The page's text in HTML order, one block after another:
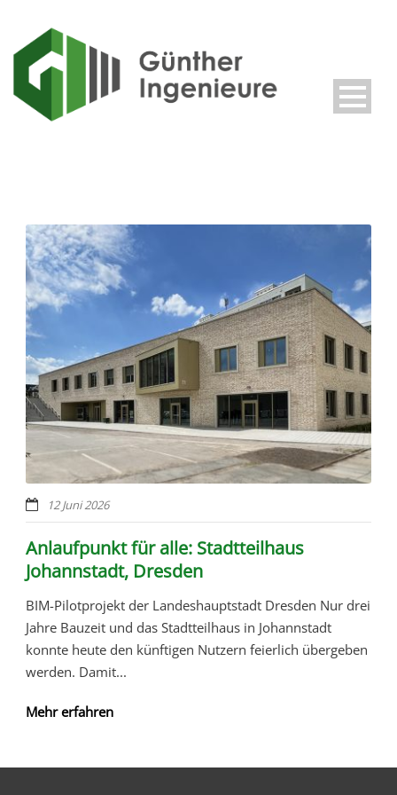
12 Juni 2026
Anlaufpunkt für alle: Stadtteilhaus
Johannstadt, Dresden
BIM-Pilotprojekt der Landeshauptstadt Dresden Nur drei
Jahre Bauzeit und das Stadtteilhaus in Johannstadt
konnte heute den künftigen Nutzern feierlich übergeben
werden. Damit...
Mehr erfahren